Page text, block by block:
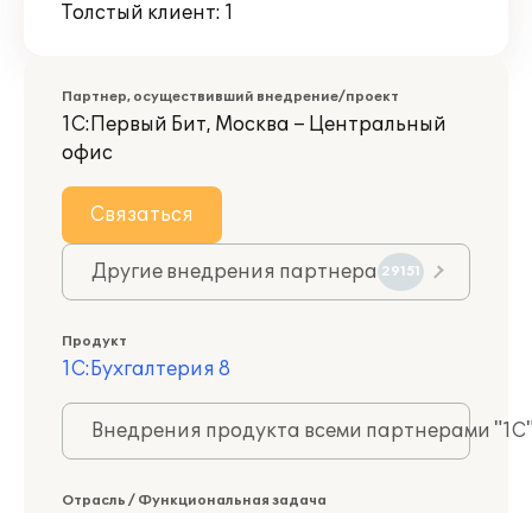
Толстый клиент: 1
Партнер, осуществивший внедрение/проект
1С:Первый Бит, Москва – Центральный
офис
Связаться
Другие внедрения партнера 29151
Продукт
1С:Бухгалтерия 8
Внедрения продукта всеми партнерами
Отрасль / Функциональная задача